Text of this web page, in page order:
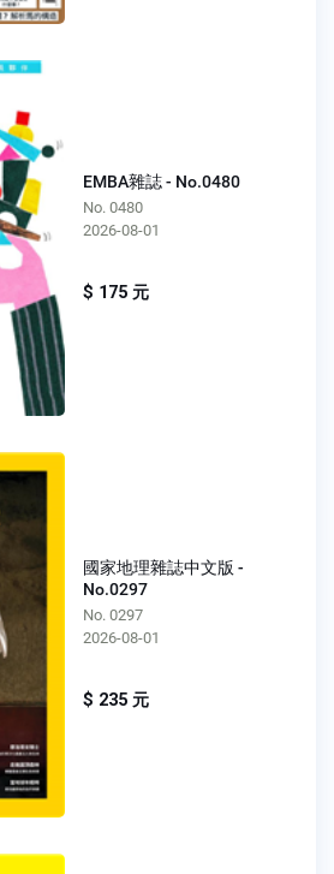
EMBA雜誌 - No.0480
No. 0480
2026-08-01
$ 175 元
國家地理雜誌中文版 -
No.0297
No. 0297
2026-08-01
$ 235 元